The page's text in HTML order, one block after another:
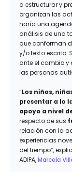
a estructurar y
organizan las
haría una
análisis de una
que conforman
y/o texto escrito.
ante el cambio y
las personas
“Los niños,
presentar a lo
apoyo a nivel
respecto de sus
relación con la
experiencias
del tiempo”,
ADIPA,Marcela